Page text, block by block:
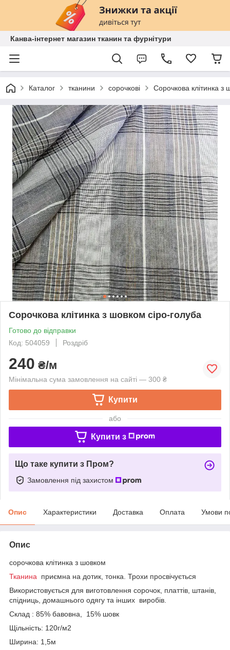
Канва-інтернет магазин тканин та фурнітури
Каталог тканини сорочкові Сорочкова клітинка з
Сорочкова клітинка з шовком сіро-голуба
Готово до відправки
Код: 504059
Роздріб
240 ₴/м
Мінімальна сума замовлення на сайті — 300 ₴
Купити
або
Купити з
Що таке купити з Пром?
Замовлення під захистом
Опис Характеристики Доставка Оплата Умови
Опис
сорочкова клітинка з шовком
Тканина приємна на дотик, тонка. Трохи просвічується
Використовується для виготовлення сорочок, платтів, штанів,
спідниць, домашнього одягу та інших виробів.
Склад : 85% бавовна, 15% шовк
Щільність: 120г/м2
Ширина: 1,5м